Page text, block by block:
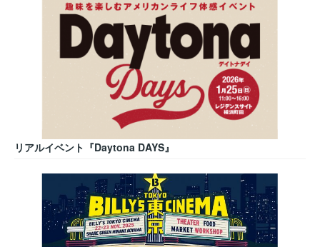
リアルイベント『Daytona DAYS』